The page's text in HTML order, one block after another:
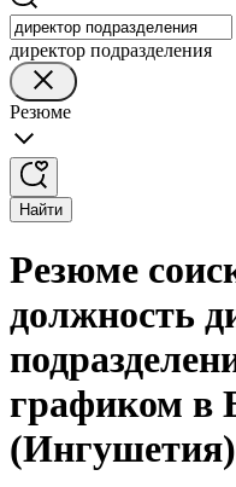
директор подразделения
Резюме
Найти
Резюме
должность
графиком в
(Ингушетия)